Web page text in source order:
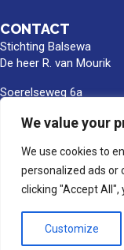
We value your
We use cookies to
personalized ads or
clicking "Accept All",
Customize
CONTACT
Stichting Balsewa
De heer R. van Mourik
Soerelseweg 6a
06 - 5341 0399
Rekeningnummer
BIC/SWIFT : TRIONL2U
Ten name van